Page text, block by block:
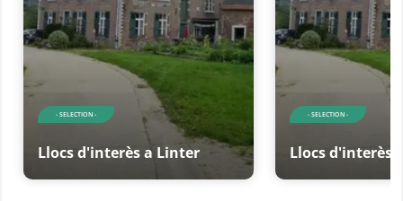
- SELECTION -
Llocs d'interès a Linter
- SELECTION -
Llocs d'interès